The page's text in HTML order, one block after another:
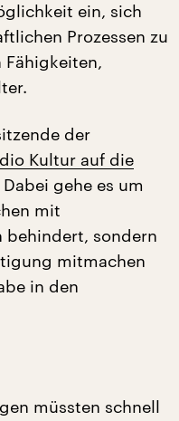
ein, sich
Prozessen zu
der
Kultur auf die
Dabei gehe es um
mit
behindert, sondern
mitmachen
in den
müssten schnell